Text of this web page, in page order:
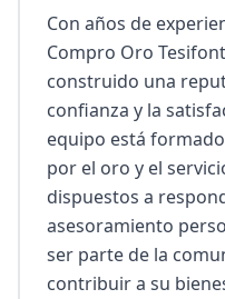
Con años de
Compro Oro
construido una
confianza y la
equipo está
por el oro y el
dispuestos a
asesoramiento
ser parte de la
contribuir a su